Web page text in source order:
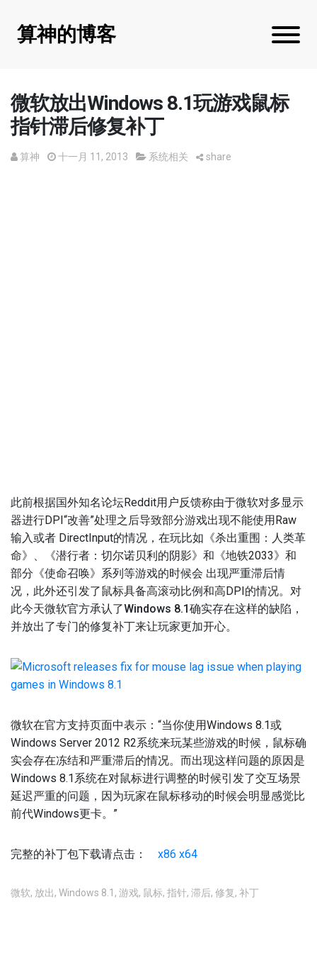
算神的博客
微软放出Windows 8.1玩游戏鼠标
指针滞后修复补丁
算神 十一月 11, 2013 系统相关 share
此前根据国外知名论坛Reddit用户反馈称由于微软对多显示
器进行DPI“改善”处理之后导致部分游戏出现不能使用Raw
输入或者 DirectInput的情况，在玩比如《杀出重围：人类革
命》、《潜行者：切尔诺贝利的阴影》和《地铁2033》和
部分《使命召唤》系列等游戏的时候会 出现严重滞后情
况，此外还引发了鼠标具备高滚动比例和高DPI的情况。 对
此今天微软官方承认了Windows 8.1确实存在这样的缺陷，
并放出了专门的修复补丁来让玩家更加开心。
微软在官方支持页面中表示：“当你使用Windows 8.1或
Windows Server 2012 R2系统来玩某些游戏的时候，鼠标确
实会存在冻结和严重滞后的情况。而出现这样问题的原因是
Windows 8.1系统在对鼠标进行调整的时候引发了交互场景
延迟严重的问题，因为玩家在鼠标移动的时候会明显感觉比
前代Windows更卡。”
完整的补丁包下载请点击： x86 x64
微软, 放出, Windows 8.1 , 游戏, 鼠标, 指针, 滞后, 修复, 补丁